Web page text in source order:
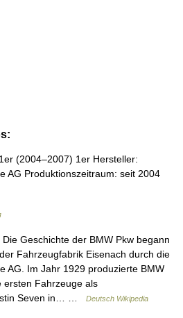
(2004–2007) 1er Hersteller:
AG Produktionszeitraum: seit 2004
Geschichte der BMW Pkw begann
Fahrzeugfabrik Eisenach durch die
AG. Im Jahr 1929 produzierte BMW
ersten Fahrzeuge als
Seven in… …
Deutsch Wikipedia